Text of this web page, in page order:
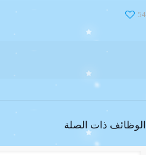
54
الوظائف ذات الصلة